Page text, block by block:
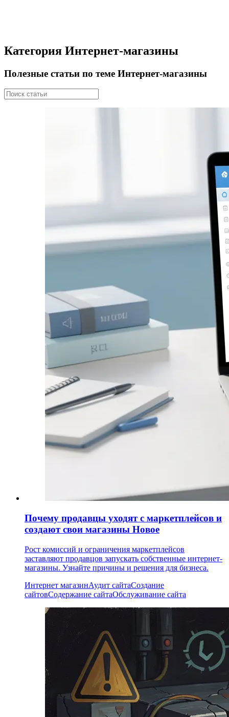
Категория Интернет-магазины
Полезные статьи по теме Интернет-магазины
Почему продавцы уходят с маркетплейсов и
создают свои магазины Новое
Рост комиссий и ограничения маркетплейсов
заставляют продавцов запускать собственные интернет-
магазины. Узнайте причины и решения для бизнеса.
Интернет магазинАудит сайтаСоздание
сайтовСодержание сайтаОбслуживание сайта